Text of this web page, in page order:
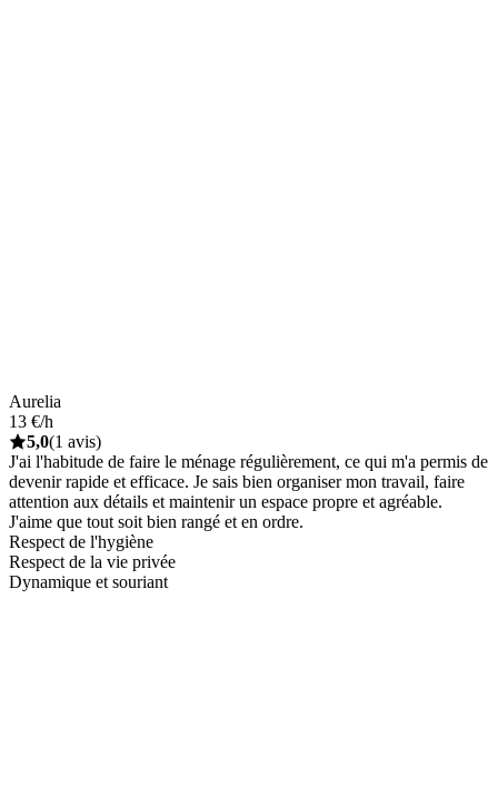
Aurelia
13 €/h
5,0(1 avis)
J'ai l'habitude de faire le ménage régulièrement, ce qui m'a permis de
devenir rapide et efficace. Je sais bien organiser mon travail, faire
attention aux détails et maintenir un espace propre et agréable.
J'aime que tout soit bien rangé et en ordre.
Respect de l'hygiène
Respect de la vie privée
Dynamique et souriant